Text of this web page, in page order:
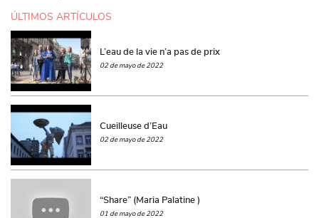
ÚLTIMOS ARTÍCULOS
L’eau de la vie n’a pas de prix
02 de mayo de 2022
Cueilleuse d’Eau
02 de mayo de 2022
“Share” (Maria Palatine )
01 de mayo de 2022